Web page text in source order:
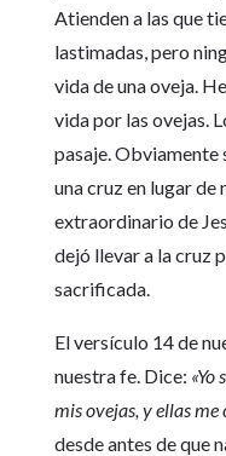
Atienden a las que
lastimadas, pero
vida de una oveja.
vida por las ovejas.
pasaje. Obviamente
una cruz en lugar de
extraordinario de
dejó llevar a la cruz
sacrificada.
El versículo 14 de
nuestra fe. Dice: «Yo
mis ovejas, y ellas me
desde antes de que